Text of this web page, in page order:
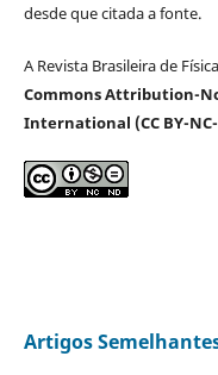
desde que citada a fonte.
A Revista Brasileira de
Commons Attribution-
International (CC BY-
Artigos